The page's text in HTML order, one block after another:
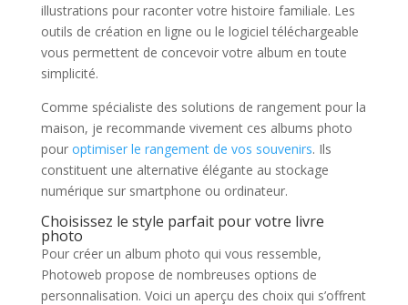
illustrations pour raconter votre histoire familiale. Les
outils de création en ligne ou le logiciel téléchargeable
vous permettent de concevoir votre album en toute
simplicité.
Comme spécialiste des solutions de rangement pour la
maison, je recommande vivement ces albums photo
pour optimiser le rangement de vos souvenirs. Ils
constituent une alternative élégante au stockage
numérique sur smartphone ou ordinateur.
Choisissez le style parfait pour votre livre
photo
Pour créer un album photo qui vous ressemble,
Photoweb propose de nombreuses options de
personnalisation. Voici un aperçu des choix qui s’offrent